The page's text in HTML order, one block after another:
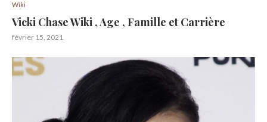
Wiki
Vicki Chase Wiki , Age , Famille et Carrière
février 15, 2021